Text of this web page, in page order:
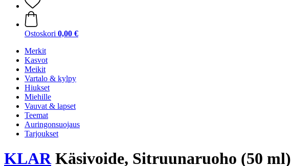
Ostoskori 0,00 €
Merkit
Kasvot
Meikit
Vartalo & kylpy
Hiukset
Miehille
Vauvat & lapset
Teemat
Auringonsuojaus
Tarjoukset
KLARKäsivoide, Sitruunaruoho (50 ml)